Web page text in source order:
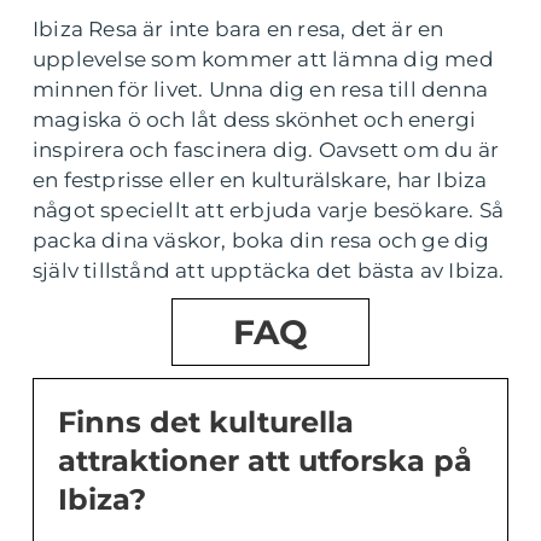
Ibiza Resa är inte bara en resa, det är en
upplevelse som kommer att lämna dig med
minnen för livet. Unna dig en resa till denna
magiska ö och låt dess skönhet och energi
inspirera och fascinera dig. Oavsett om du är
en festprisse eller en kulturälskare, har Ibiza
något speciellt att erbjuda varje besökare. Så
packa dina väskor, boka din resa och ge dig
själv tillstånd att upptäcka det bästa av Ibiza.
FAQ
Finns det kulturella
attraktioner att utforska på
Ibiza?